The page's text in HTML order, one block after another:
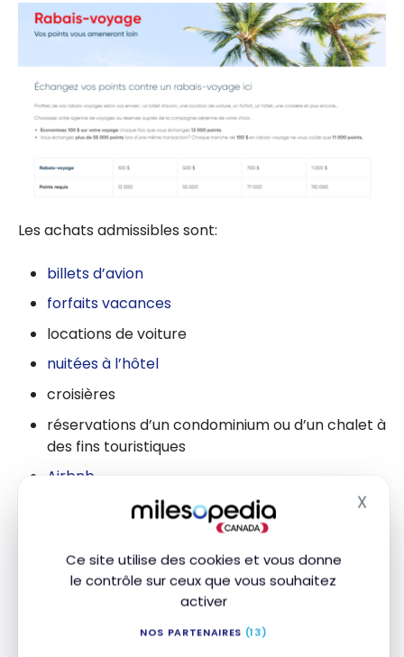
Ce site utilise des cookies et vous donne
le contrôle sur ceux que vous souhaitez
activer
NOS PARTENAIRES (13)
X
Les achats admissibles sont:
billets d’avion
forfaits vacances
locations de voiture
nuitées à l’hôtel
croisières
réservations d’un condominium ou d’un chalet à
des fins touristiques
Airbnb
et plus!